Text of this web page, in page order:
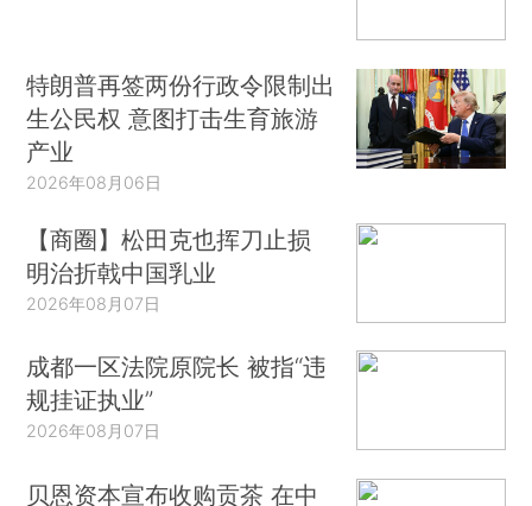
特朗普再签两份行政令限制出
生公民权 意图打击生育旅游
产业
2026年08月06日
【商圈】松田克也挥刀止损
明治折戟中国乳业
2026年08月07日
成都一区法院原院长 被指“违
规挂证执业”
2026年08月07日
贝恩资本宣布收购贡茶 在中